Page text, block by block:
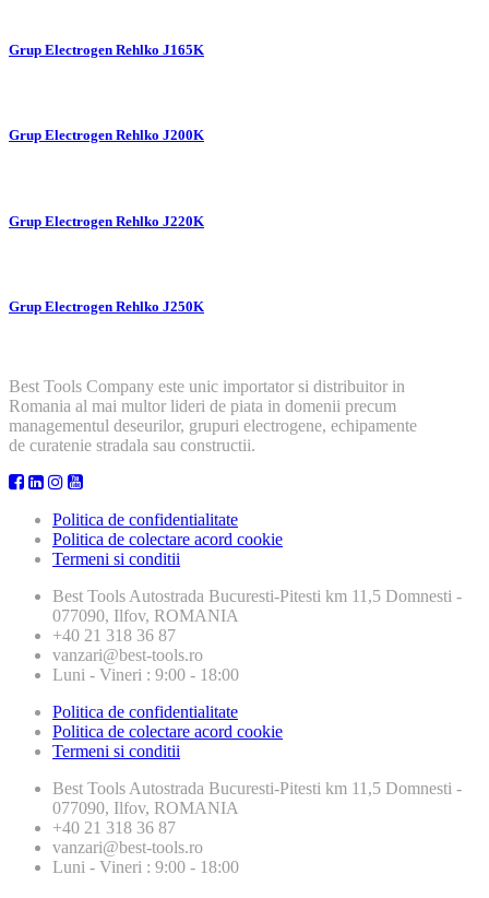
Grup Electrogen Rehlko J165K
Grup Electrogen Rehlko J200K
Grup Electrogen Rehlko J220K
Grup Electrogen Rehlko J250K
Best Tools Company este unic importator si distribuitor in
Romania al mai multor lideri de piata in domenii precum
managementul deseurilor, grupuri electrogene, echipamente
de curatenie stradala sau constructii.
Politica de confidentialitate
Politica de colectare acord cookie
Termeni si conditii
Best Tools Autostrada Bucuresti-Pitesti km 11,5 Domnesti -
077090, Ilfov, ROMANIA
+40 21 318 36 87
vanzari@best-tools.ro
Luni - Vineri : 9:00 - 18:00
Politica de confidentialitate
Politica de colectare acord cookie
Termeni si conditii
Best Tools Autostrada Bucuresti-Pitesti km 11,5 Domnesti -
077090, Ilfov, ROMANIA
+40 21 318 36 87
vanzari@best-tools.ro
Luni - Vineri : 9:00 - 18:00